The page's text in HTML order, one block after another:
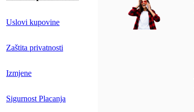
Uslovi kupovine
Zaštita privatnosti
Izmjene
Sigurnost Placanja